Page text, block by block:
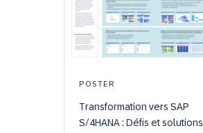
POSTER
Transformation vers SAP
S/4HANA : Défis et solutions